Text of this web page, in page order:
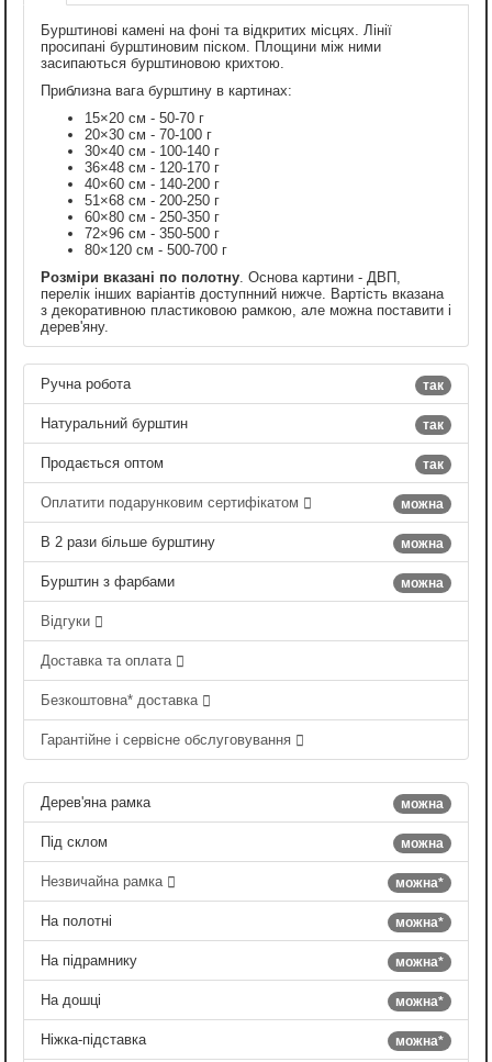
Бурштинові камені на фоні та відкритих місцях. Лінії
просипані бурштиновим піском. Площини між ними
засипаються бурштиновою крихтою.
Приблизна вага бурштину в картинах:
15×20 см - 50-70 г
20×30 см - 70-100 г
30×40 см - 100-140 г
36×48 см - 120-170 г
40×60 см - 140-200 г
51×68 см - 200-250 г
60×80 см - 250-350 г
72×96 см - 350-500 г
80×120 см - 500-700 г
Розміри вказані по полотну. Основа картини - ДВП,
перелік інших варіантів доступнний нижче. Вартість вказана
з декоративною пластиковою рамкою, але можна поставити і
дерев'яну.
так
Ручна робота
так
Натуральний бурштин
так
Продається оптом
можна
Оплатити подарунковим сертифікатом
можна
В 2 рази більше бурштину
можна
Бурштин з фарбами
Відгуки
Доставка та оплата
Безкоштовна* доставка
Гарантійне і сервісне обслуговування
можна
Дерев'яна рамка
можна
Під склом
можна*
Незвичайна рамка
можна*
На полотні
можна*
На підрамнику
можна*
На дошці
можна*
Ніжка-підставка